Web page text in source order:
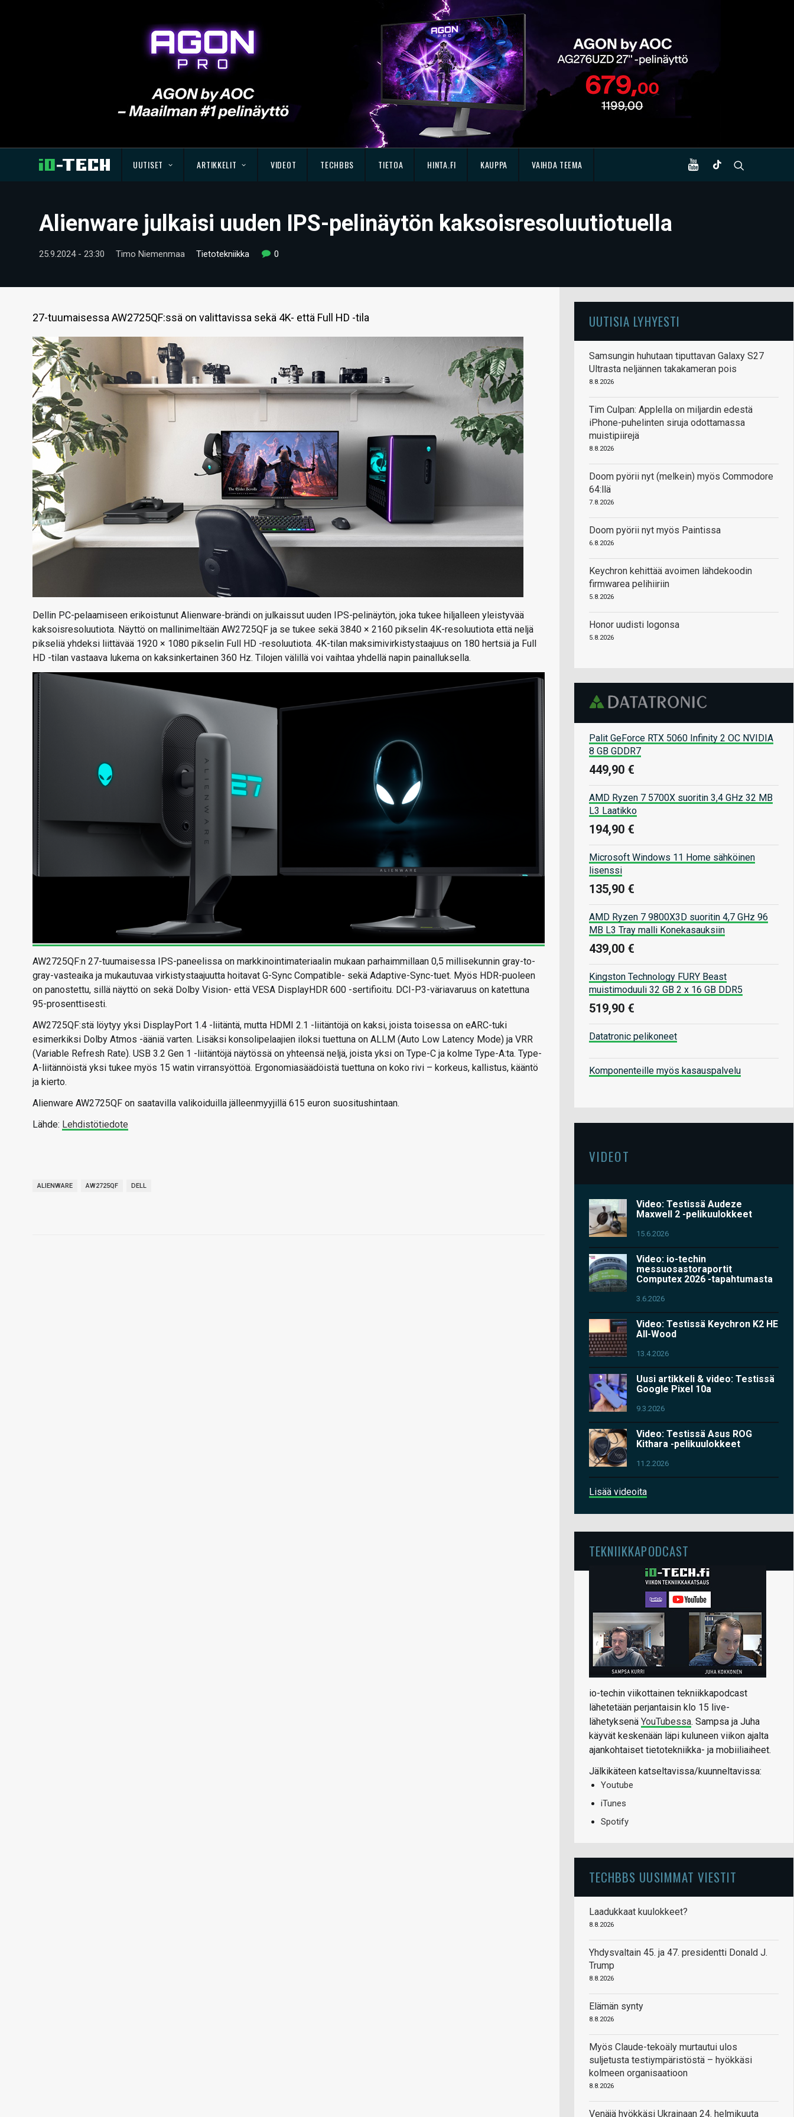
UUTISET ARTIKKELIT VIDEOT TECHBBS TIETOA HINTA.FI KAUPPA VAIHDA TEEMA
Alienware julkaisi uuden IPS-pelinäytön kaksoisresoluutiotuella
25.9.2024 - 23:30 Timo Niemenmaa Tietotekniikka 0
27-tuumaisessa AW2725QF:ssä on valittavissa sekä 4K- että Full HD -tila
Dellin PC-pelaamiseen erikoistunut Alienware-brändi on julkaissut uuden IPS-pelinäytön, joka tukee hiljalleen yleistyvää
kaksoisresoluutiota. Näyttö on mallinimeltään AW2725QF ja se tukee sekä 3840 × 2160 pikselin 4K-resoluutiota että neljä
pikseliä yhdeksi liittävää 1920 × 1080 pikselin Full HD -resoluutiota. 4K-tilan maksimivirkistystaajuus on 180 hertsiä ja Full
HD -tilan vastaava lukema on kaksinkertainen 360 Hz. Tilojen välillä voi vaihtaa yhdellä napin painalluksella.
AW2725QF:n 27-tuumaisessa IPS-paneelissa on markkinointimateriaalin mukaan parhaimmillaan 0,5 millisekunnin gray-to-
gray-vasteaika ja mukautuvaa virkistystaajuutta hoitavat G-Sync Compatible- sekä Adaptive-Sync-tuet. Myös HDR-puoleen
on panostettu, sillä näyttö on sekä Dolby Vision- että VESA DisplayHDR 600 -sertifioitu. DCI-P3-väriavaruus on katettuna
95-prosenttisesti.
AW2725QF:stä löytyy yksi DisplayPort 1.4 -liitäntä, mutta HDMI 2.1 -liitäntöjä on kaksi, joista toisessa on eARC-tuki
esimerkiksi Dolby Atmos -ääniä varten. Lisäksi konsolipelaajien iloksi tuettuna on ALLM (Auto Low Latency Mode) ja VRR
(Variable Refresh Rate). USB 3.2 Gen 1 -liitäntöjä näytössä on yhteensä neljä, joista yksi on Type-C ja kolme Type-A:ta. Type-
A-liitännöistä yksi tukee myös 15 watin virransyöttöä. Ergonomiasäädöistä tuettuna on koko rivi – korkeus, kallistus, kääntö
ja kierto.
Alienware AW2725QF on saatavilla valikoiduilla jälleenmyyjillä 615 euron suositushintaan.
Lähde: Lehdistötiedote
ALIENWARE AW2725QF DELL
UUTISIA LYHYESTI
Samsungin huhutaan tiputtavan Galaxy S27
Ultrasta neljännen takakameran pois
8.8.2026
Tim Culpan: Applella on miljardin edestä
iPhone-puhelinten siruja odottamassa
muistipiirejä
8.8.2026
Doom pyörii nyt (melkein) myös Commodore
64:llä
7.8.2026
Doom pyörii nyt myös Paintissa
6.8.2026
Keychron kehittää avoimen lähdekoodin
firmwarea pelihiiriin
5.8.2026
Honor uudisti logonsa
5.8.2026
Palit GeForce RTX 5060 Infinity 2 OC NVIDIA
8 GB GDDR7
449,90 €
AMD Ryzen 7 5700X suoritin 3,4 GHz 32 MB
L3 Laatikko
194,90 €
Microsoft Windows 11 Home sähköinen
lisenssi
135,90 €
AMD Ryzen 7 9800X3D suoritin 4,7 GHz 96
MB L3 Tray malli Konekasauksiin
439,00 €
Kingston Technology FURY Beast
muistimoduuli 32 GB 2 x 16 GB DDR5
519,90 €
Datatronic pelikoneet
Komponenteille myös kasauspalvelu
VIDEOT
Video: Testissä Audeze
Maxwell 2 -pelikuulokkeet
15.6.2026
Video: io-techin
messuosastoraportit
Computex 2026 -tapahtumasta
3.6.2026
Video: Testissä Keychron K2 HE
All-Wood
13.4.2026
Uusi artikkeli & video: Testissä
Google Pixel 10a
9.3.2026
Video: Testissä Asus ROG
Kithara -pelikuulokkeet
11.2.2026
Lisää videoita
TEKNIIKKAPODCAST
io-techin viikottainen tekniikkapodcast
lähetetään perjantaisin klo 15 live-
lähetyksenä YouTubessa. Sampsa ja Juha
käyvät keskenään läpi kuluneen viikon ajalta
ajankohtaiset tietotekniikka- ja mobiiliaiheet.
Jälkikäteen katseltavissa/kuunneltavissa:
Youtube
iTunes
Spotify
TECHBBS UUSIMMAT VIESTIT
Laadukkaat kuulokkeet?
8.8.2026
Yhdysvaltain 45. ja 47. presidentti Donald J.
Trump
8.8.2026
Elämän synty
8.8.2026
Myös Claude-tekoäly murtautui ulos
suljetusta testiympäristöstä – hyökkäsi
kolmeen organisaatioon
8.8.2026
Venäjä hyökkäsi Ukrainaan 24. helmikuuta